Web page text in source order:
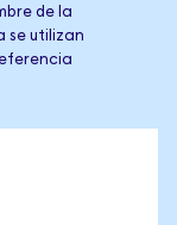
de la
se utilizan